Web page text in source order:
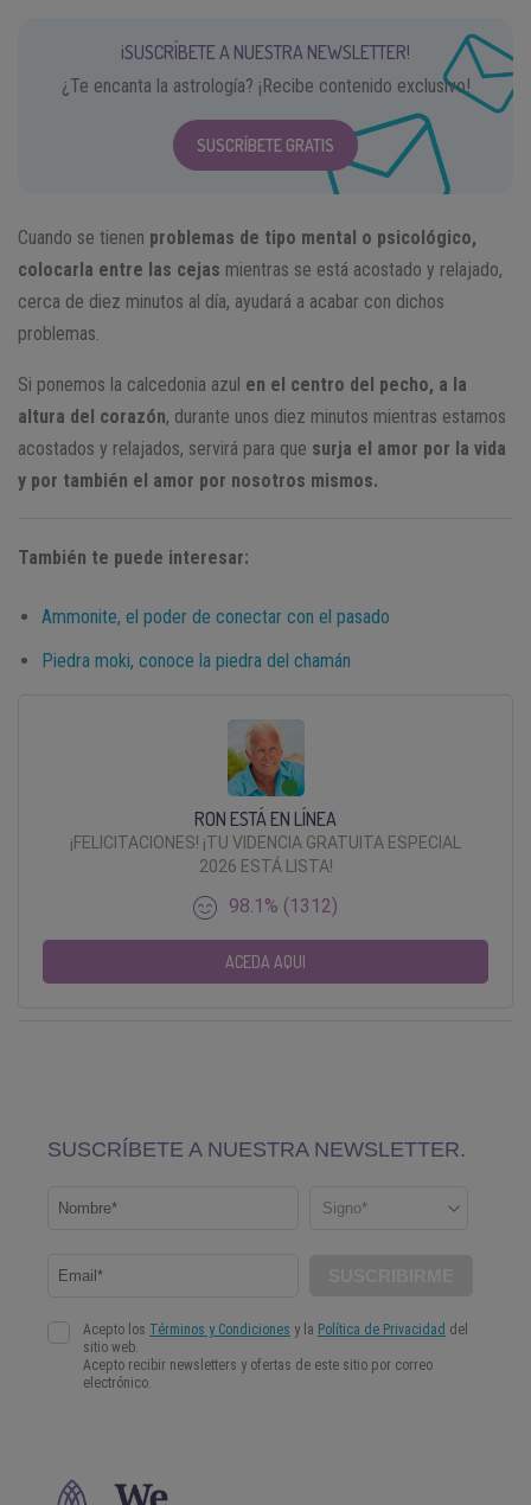
¡SUSCRÍBETE A NUESTRA NEWSLETTER!
¿Te encanta la astrología? ¡Recibe contenido exclusivo!
SUSCRÍBETE GRATIS
Cuando se tienen problemas de tipo mental o psicológico,
colocarla entre las cejas mientras se está acostado y relajado,
cerca de diez minutos al día, ayudará a acabar con dichos
problemas.
Si ponemos la calcedonia azul en el centro del pecho, a la
altura del corazón, durante unos diez minutos mientras estamos
acostados y relajados, servirá para que surja el amor por la vida
y por también el amor por nosotros mismos.
También te puede interesar:
Ammonite, el poder de conectar con el pasado
Piedra moki, conoce la piedra del chamán
RON ESTÁ EN LÍNEA
¡FELICITACIONES! ¡TU VIDENCIA GRATUITA ESPECIAL
2026 ESTÁ LISTA!
98.1% (1312)
ACEDA AQUI